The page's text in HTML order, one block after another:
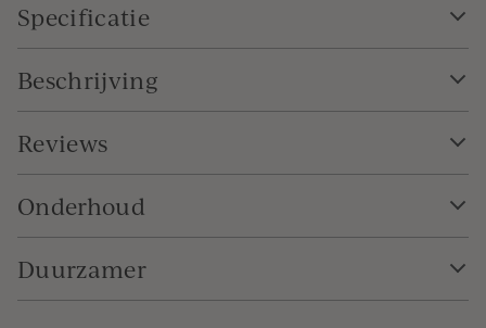
Specificatie
Beschrijving
Reviews
Onderhoud
Duurzamer